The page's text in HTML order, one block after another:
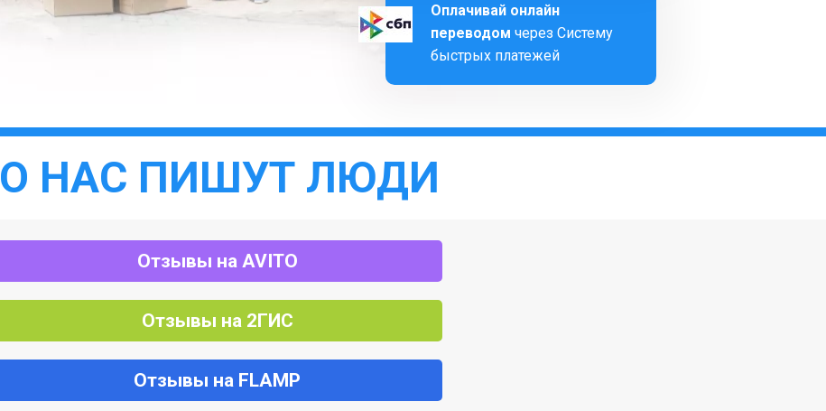
Оплачивай онлайн
переводом через Систему
быстрых платежей
О НАС ПИШУТ ЛЮДИ
Отзывы на AVITO
Отзывы на 2ГИС
Отзывы на FLAMP